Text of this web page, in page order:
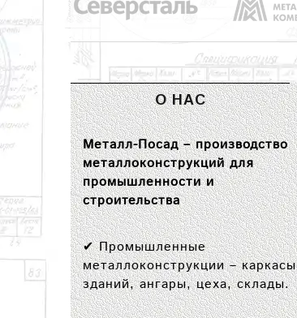
О НАС
Металл-Посад – производство
металлоконструкций для
промышленности и
строительства
✔Промышленные
металлоконструкции– каркасы
зданий, ангары, цеха, склады.